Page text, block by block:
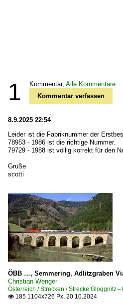
1 Kommentar, Alle Kommentare
Kommentar verfassen
8.9.2025 22:54
Leider ist die Fabriknummer der
78953 - 1986 ist die richtige Nummer.
79729 - 1988 ist völlig korrekt für den
Grüße
scotti
ÖBB …, Semmering, Adlitzgraben
Christian Wenger
Österreich / Strecken / Strecke Gloggnitz
 185 1104x726 Px, 20.10.2024